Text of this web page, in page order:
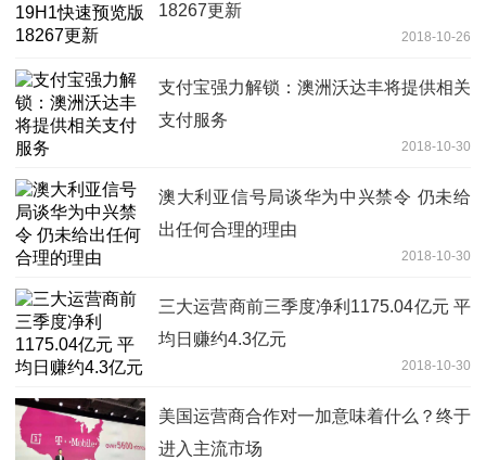
18267更新
2018-10-26
支付宝强力解锁：澳洲沃达丰将提供相关
支付服务
2018-10-30
澳大利亚信号局谈华为中兴禁令 仍未给
出任何合理的理由
2018-10-30
三大运营商前三季度净利1175.04亿元 平
均日赚约4.3亿元
2018-10-30
美国运营商合作对一加意味着什么？终于
进入主流市场